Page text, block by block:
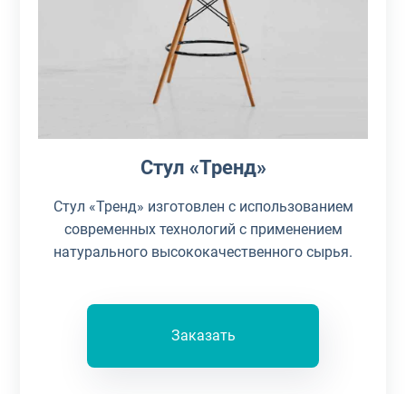
Стул «Тренд»
Стул «Тренд» изготовлен с использованием
современных технологий с применением
натурального высококачественного сырья.
Заказать